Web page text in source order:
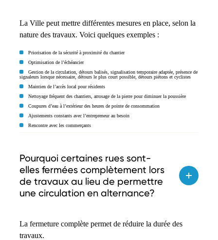
La Ville peut mettre différentes mesures en place, selon la
nature des travaux. Voici quelques exemples :
Priorisation de la sécurité à proximité du chantier
Optimisation de l’échéancier
Gestion de la circulation, détours balisés, signalisation temporaire adaptée, présence de
signaleurs lorsque nécessaire, détours le plus court possible, détours piétons et cyclistes
Maintien de l’accès local pour résidents
Nettoyage fréquent des chantiers, arrosage de la pierre pour diminuer la poussière
Coupures d’eau à l’extérieur des heures de pointe de consommation
Ajustements constants avec l’entrepreneur au besoin
Rencontre avec les commerçants
Pourquoi certaines rues sont-
elles fermées complètement lors
de travaux au lieu de permettre
une circulation en alternance?
La fermeture complète permet de réduire la durée des
travaux.